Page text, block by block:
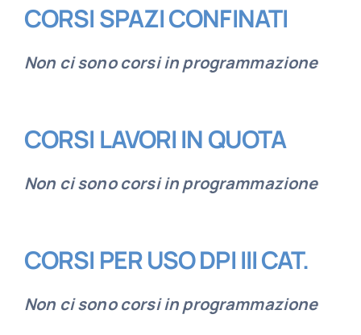
CORSI SPAZI CONFINATI
Non ci sono corsi in programmazione
CORSI LAVORI IN QUOTA
Non ci sono corsi in programmazione
CORSI PER USO DPI III CAT.
Non ci sono corsi in programmazione